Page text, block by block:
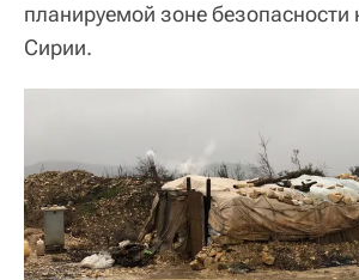
планируемой зоне безопасности
Сирии.